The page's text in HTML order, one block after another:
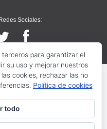
Sociales:
para garantizar el
su uso y mejorar nuestros
cookies, rechazar las no
Política de cookies
todo